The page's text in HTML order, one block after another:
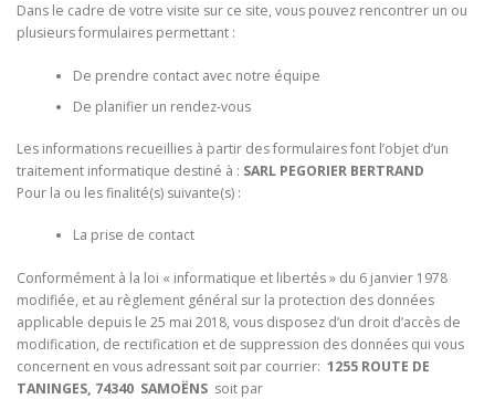
Dans le cadre de votre visite sur ce site, vous pouvez rencontrer un ou
plusieurs formulaires permettant :
De prendre contact avec notre équipe
De planifier un rendez-vous
Les informations recueillies à partir des formulaires font l’objet d’un
traitement informatique destiné à : SARL PEGORIER BERTRAND
Pour la ou les finalité(s) suivante(s) :
La prise de contact
Conformément à la loi « informatique et libertés » du 6 janvier 1978
modifiée, et au règlement général sur la protection des données
applicable depuis le 25 mai 2018, vous disposez d’un droit d’accès de
modification, de rectification et de suppression des données qui vous
concernent en vous adressant soit par courrier: 1255 ROUTE DE
TANINGES, 74340 SAMOËNS soit par